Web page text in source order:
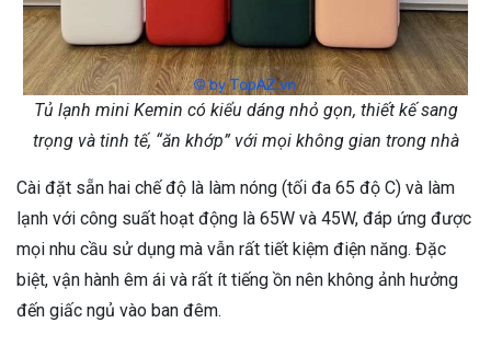
Tủ lạnh mini Kemin có kiểu dáng nhỏ gọn, thiết kế sang
trọng và tinh tế, “ăn khớp” với mọi không gian trong nhà
Cài đặt sẵn hai chế độ là làm nóng (tối đa 65 độ C) và làm
lạnh với công suất hoạt động là 65W và 45W, đáp ứng được
mọi nhu cầu sử dụng mà vẫn rất tiết kiệm điện năng. Đặc
biệt, vận hành êm ái và rất ít tiếng ồn nên không ảnh hưởng
đến giấc ngủ vào ban đêm.